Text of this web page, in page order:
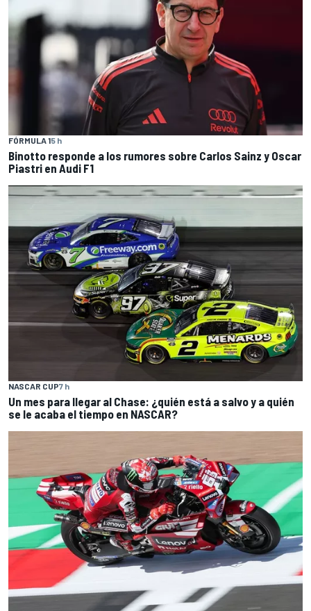
FÓRMULA 15 h
Binotto responde a los rumores sobre Carlos Sainz y Oscar
Piastri en Audi F1
NASCAR CUP7 h
Un mes para llegar al Chase: ¿quién está a salvo y a quién
se le acaba el tiempo en NASCAR?